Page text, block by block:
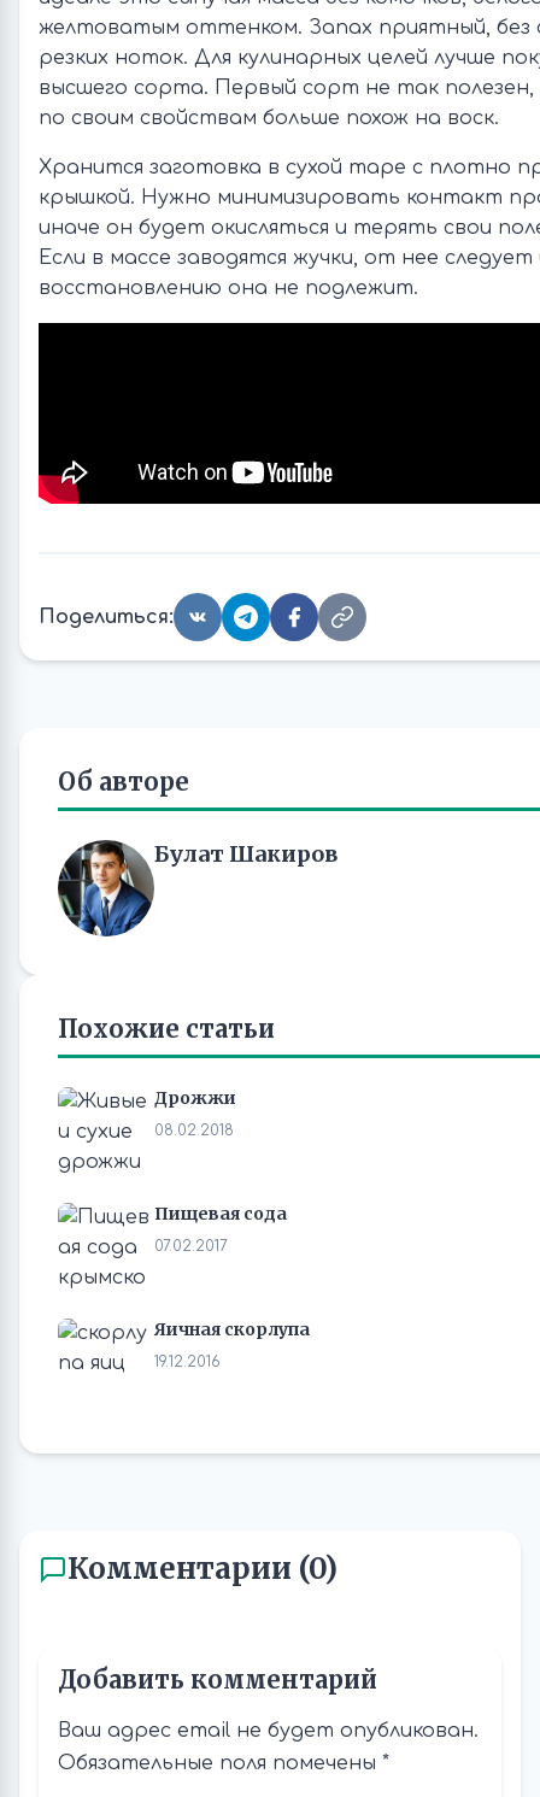
желтоватым оттенком. Запах приятный, без
резких ноток. Для кулинарных целей лучше
высшего сорта. Первый сорт не так
по своим свойствам больше похож на воск.
Хранится заготовка в сухой таре с плотно
крышкой. Нужно минимизировать контакт
иначе он будет окисляться и терять свои
Если в массе заводятся жучки, от нее следует
восстановлению она не подлежит.
Поделиться:
Об авторе
Булат Шакиров
Похожие статьи
Дрожжи
08.02.2018
Пищевая сода
07.02.2017
Яичная скорлупа
19.12.2016
Комментарии (0)
Добавить комментарий
Ваш адрес email не будет опубликован.
Обязательные поля помечены *